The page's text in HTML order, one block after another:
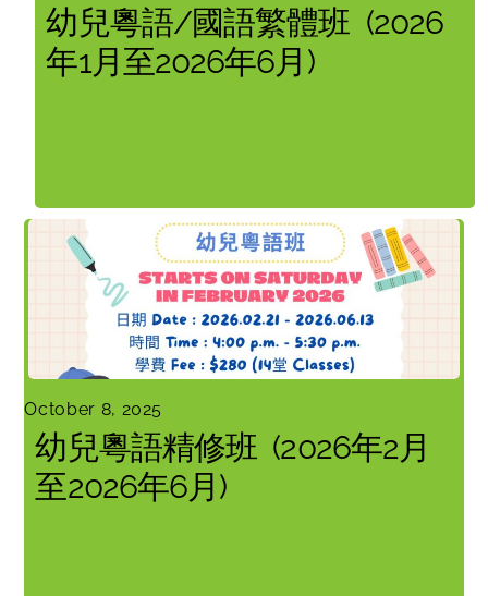
幼兒粵語/國語繁體班 (2026
年1月至2026年6月)
October 8, 2025
幼兒粵語精修班 (2026年2月
至2026年6月)